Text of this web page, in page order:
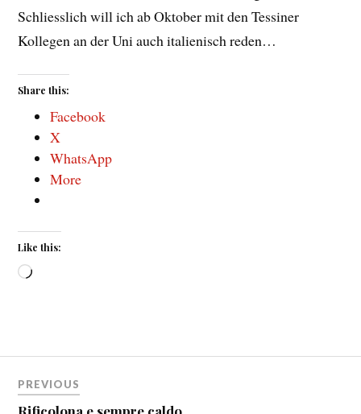
Schliesslich will ich ab Oktober mit den Tessiner
Kollegen an der Uni auch italienisch reden…
Share this:
Facebook
X
WhatsApp
More
Like this:
Loading…
PREVIOUS